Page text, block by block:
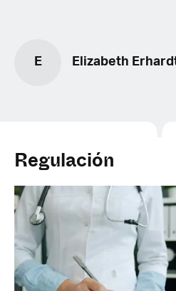
E Elizabeth
Regulación